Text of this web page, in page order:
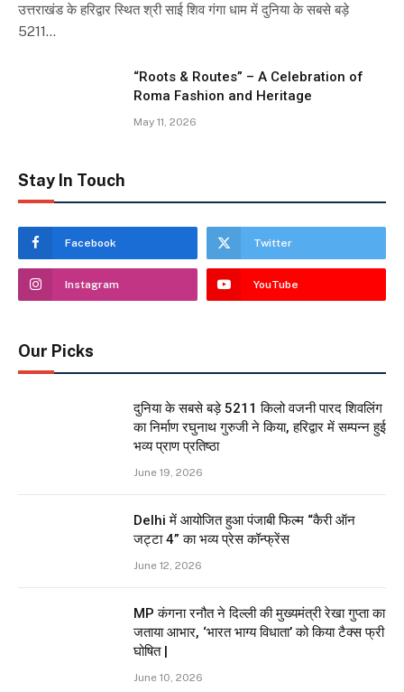
उत्तराखंड के हरिद्वार स्थित श्री साई शिव गंगा धाम में दुनिया के सबसे बड़े
5211…
“Roots & Routes” – A Celebration of
Roma Fashion and Heritage
May 11, 2026
Stay In Touch
Facebook Twitter
Instagram YouTube
Our Picks
दुनिया के सबसे बड़े 5211 किलो वजनी पारद शिवलिंग
का निर्माण रघुनाथ गुरुजी ने किया, हरिद्वार में सम्पन्न हुई
भव्य प्राण प्रतिष्ठा
June 19, 2026
Delhi में आयोजित हुआ पंजाबी फिल्म “कैरी ऑन
जट्टा 4” का भव्य प्रेस कॉन्फ्रेंस
June 12, 2026
MP कंगना रनौत ने दिल्ली की मुख्यमंत्री रेखा गुप्ता का
जताया आभार, ‘भारत भाग्य विधाता’ को किया टैक्स फ्री
घोषित |
June 10, 2026